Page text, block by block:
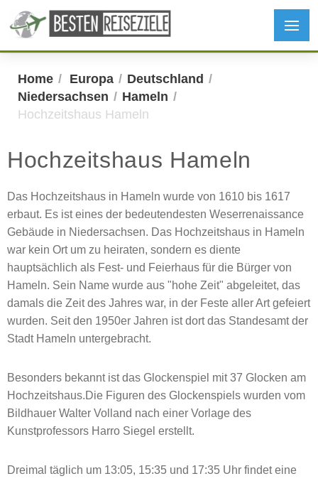
Home Europa
Deutschland
Niedersachsen
Hameln
Hochzeitshaus Hameln
Hochzeitshaus Hameln
Das Hochzeitshaus in Hameln wurde von 1610 bis 1617
erbaut. Es ist eines der bedeutendesten Weserrenaissance
Gebäude in Niedersachsen. Das Hochzeitshaus in Hameln
war kein Ort um zu heiraten, sondern es diente
hauptsächlich als Fest- und Feierhaus für die Bürger von
Hameln. Sein Name wurde aus "hohe Zeit" abgeleitet, das
damals die Zeit des Jahres war, in der Feste aller Art gefeiert
wurden. Seit den 1950er Jahren ist dort das Standesamt der
Stadt Hameln untergebracht.
Besonders bekannt ist das Glockenspiel mit 37 Glocken am
Hochzeitshaus.Die Figuren des Glockenspiels wurden vom
Bildhauer Walter Volland nach einer Vorlage des
Kunstprofessors Harro Siegel erstellt.
Dreimal täglich um 13:05, 15:35 und 17:35 Uhr findet eine